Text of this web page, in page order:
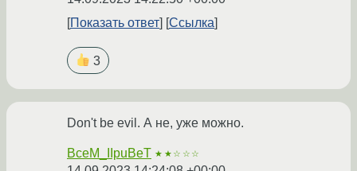
Показать ответ
Ссылка
3
Don't be evil. А не, уже можно.
BceM_IIpuBeT ★★☆☆☆